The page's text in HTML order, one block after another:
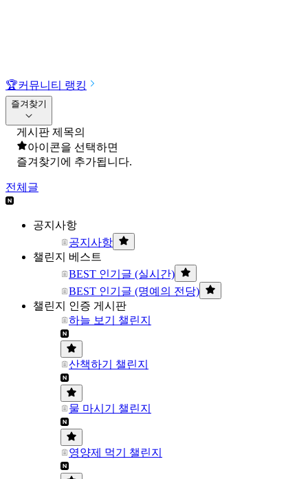
🏆커뮤니티 랭킹
즐겨찾기
게시판 제목의
아이콘을 선택하면
즐겨찾기에 추가됩니다.
전체글
공지사항
공지사항
챌린지 베스트
BEST 인기글 (실시간)
BEST 인기글 (명예의 전당)
챌린지 인증 게시판
하늘 보기 챌린지
산책하기 챌린지
물 마시기 챌린지
영양제 먹기 챌린지